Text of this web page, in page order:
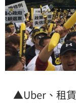
▲Uber、租